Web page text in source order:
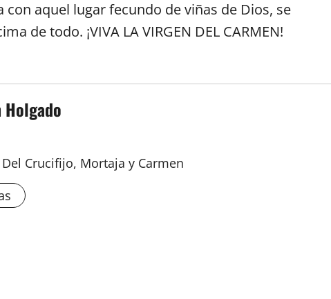
aquel lugar fecundo de viñas de Dios, se
de todo. ¡VIVA LA VIRGEN DEL CARMEN!
Holgado
Crucifijo, Mortaja y Carmen